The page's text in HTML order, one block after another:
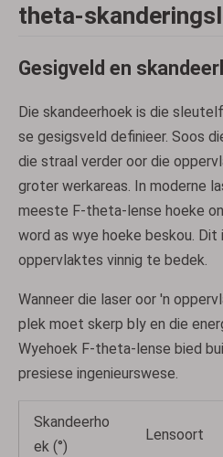
theta-
Gesigveld en
Die skandeerhoek is die
se gesigsveld definieer. Soos
die straal verder oor die
groter werkareas. In moderne
meeste F-theta-lense hoeke
word as wye hoeke beskou.
oppervlaktes vinnig te bedek.
Wanneer die laser oor 'n
plek moet skerp bly en die
Wyehoek F-theta-lense bied
presiese ingenieurswese.
Skandeerho
ek (°)
Lensoort